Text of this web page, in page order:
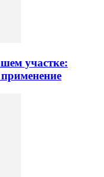
участке: